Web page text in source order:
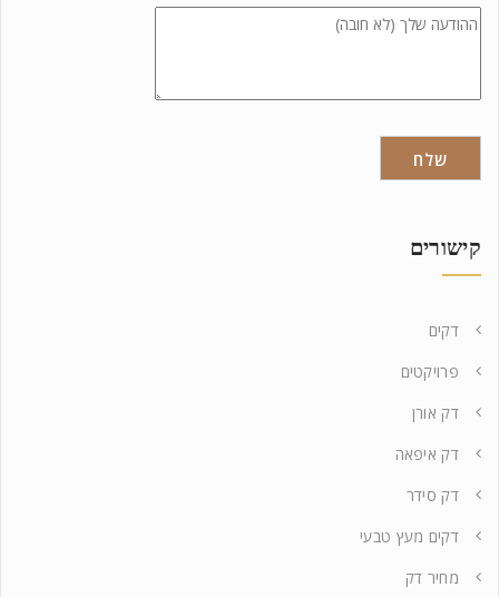
קישורים
דקים
פרויקטים
דק אורן
דק איפאה
דק סידר
דקים מעץ טבעי
מחיר דק